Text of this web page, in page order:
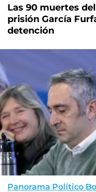
Las 90 muertes
prisión García
detención
Panorama Político